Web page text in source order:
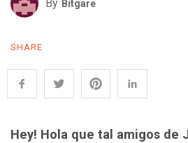
By Bitgare
SHARE
Hey! Hola que tal amigos de